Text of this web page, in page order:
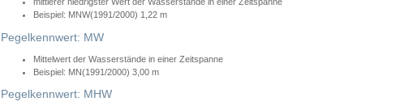
Beispiel: MNW(1991/2000) 1,22 m
Pegelkennwert: MW
Mittelwert der Wasserstände in einer Zeitspanne
Beispiel: MN(1991/2000) 3,00 m
Pegelkennwert: MHW